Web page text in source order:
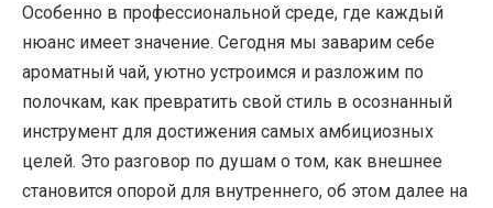
Особенно в профессиональной среде, где каждый
нюанс имеет значение. Сегодня мы заварим себе
ароматный чай, уютно устроимся и разложим по
полочкам, как превратить свой стиль в осознанный
инструмент для достижения самых амбициозных
целей. Это разговор по душам о том, как внешнее
становится опорой для внутреннего, об этом далее на